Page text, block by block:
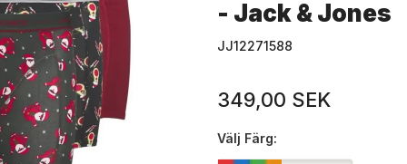
- Jack & Jones
JJ12271588
349,00 SEK
Välj Färg: